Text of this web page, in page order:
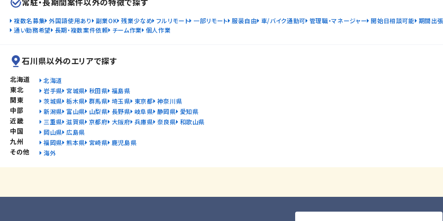
複数名募集 外国語使用あり 副業OK 残業少なめ フルリモート 一部リモート 服装自由 車/バイク通勤可 管理職・マネージャー 開始日相談可能 期間出
通い勤務希望 長期・複数案件依頼 チーム作業 個人作業
石川県以外のエリアで探す
北海道 北海道
東北 岩手県 宮城県 秋田県 福島県
関東 茨城県 栃木県 群馬県 埼玉県 東京都 神奈川県
中部 新潟県 富山県 山梨県 長野県 岐阜県 静岡県 愛知県
近畿 三重県 滋賀県 京都府 大阪府 兵庫県 奈良県 和歌山県
中国 岡山県 広島県
九州 福岡県 熊本県 宮崎県 鹿児島県
その他 海外